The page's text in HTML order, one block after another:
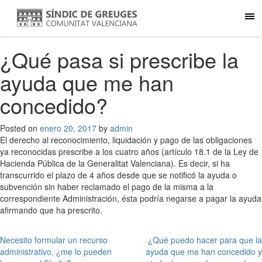
¿Qué pasa si prescribe la
ayuda que me han
concedido?
Posted on enero 20, 2017 by admin
El derecho al reconocimiento, liquidación y pago de las obligaciones
ya reconocidas prescribe a los cuatro años (artículo 18.1 de la Ley de
Hacienda Pública de la Generalitat Valenciana). Es decir, si ha
transcurrido el plazo de 4 años desde que se notificó la ayuda o
subvención sin haber reclamado el pago de la misma a la
correspondiente Administración, ésta podría negarse a pagar la ayuda
afirmando que ha prescrito.
Navegación
Necesito formular un recurso
administrativo, ¿me lo pueden
¿Qué puedo hacer para que la
ayuda que me han concedido y